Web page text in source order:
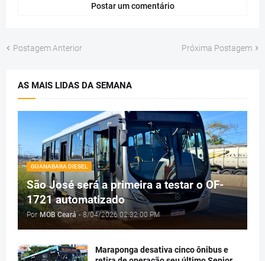
Postar um comentário
Postagem Anterior Próxima Postagem
AS MAIS LIDAS DA SEMANA
GUANABARA DIESEL
São José será a primeira a testar o OF-
1721 automatizado
Por MOB Ceará - 8/04/2026 02:32:00 PM
Maraponga desativa cinco ônibus e